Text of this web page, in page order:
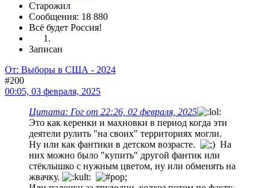
Старожил
Сообщения: 18 880
Всё будет Россия!
Записан
От: Выборы в США - 2024
#200
00:05, 03 февраля, 2025
Цитата: Гог от 22:26, 02 февраля, 2025
Это как керенки и махновки в период когда эти
деятели рулить "на своих" территориях могли.
Ну или как фантики в детском возрасте.
На
них можно было "купить" другой фантик или
стёклышко с нужным цветом, ну или обменять на
жвачку.